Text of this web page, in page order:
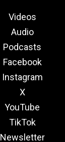
Videos
Audio
Podcasts
Facebook
Instagram
X
YouTube
TikTok
Newsletter